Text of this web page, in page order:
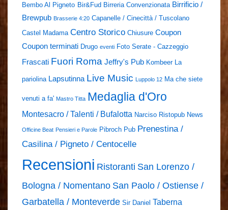
Bembo Al Pigneto Bir&Fud Birreria Convenzionata Birrificio /
Brewpub Brasserie 4:20 Capanelle / Cinecittà / Tuscolano
Castel Madama Centro Storico Chiusure Coupon
Coupon terminati Drugo eventi Foto Serate - Cazzeggio
Frascati Fuori Roma Jeffry's Pub Kombeer La
pariolina Lapsutinna Live Music Luppolo 12 Ma che siete
venuti a fa' Mastro Titta Medaglia d'Oro
Montesacro / Talenti / Bufalotta Narciso Ristopub News
Officine Beat Pensieri e Parole Pibroch Pub Prenestina /
Casilina / Pigneto / Centocelle
Recensioni Ristoranti San Lorenzo /
Bologna / Nomentano San Paolo / Ostiense /
Garbatella / Monteverde Sir Daniel Taberna